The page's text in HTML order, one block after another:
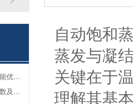
自动饱和
蒸发与凝
关键在于
理解其基
汽轮机油漆膜测定仪的功能优势有哪些？
碱性氮滴定仪核心技术参数及应用说明